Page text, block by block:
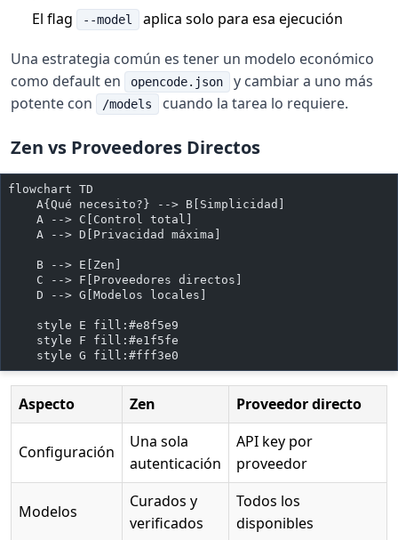
El flag
--model aplica solo para esa ejecución
Una estrategia común es tener un modelo económico
como default en
opencode.json
y cambiar a uno más
potente con
/models cuando la tarea lo requiere.
Zen vs Proveedores Directos
flowchart TD
    A{Qué necesito?} --> B[Simplicidad]
    A --> C[Control total]
    A --> D[Privacidad máxima]
    B --> E[Zen]
    C --> F[Proveedores directos]
    D --> G[Modelos locales]
    style E fill:#e8f5e9
    style F fill:#e1f5fe
    style G fill:#fff3e0
Aspecto Zen Proveedor directo
Configuración
Una sola
autenticación
API key por
proveedor
Modelos
Curados y
verificados
Todos los
disponibles